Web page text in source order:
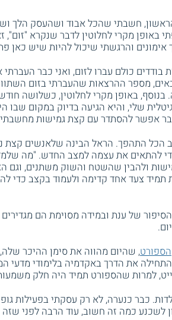
חשבתי שהכל אבוד ושהעסק הלך
באופן מקרי לחלוטין לדבר שנקרא
והרגשתי שיכול להיות שיש כאן
כולם עברו לזום, ואני כבר
מספר ההרצאות שהעברתי בזום
באופן מקרי לחלוטין, כשלושה
שלי, והיא הגיעה בדיוק במקום שבו
אפשר להסתדר עם קצת גמישות
הכל התהפך. הראל הבינה שלאנשים קצת
להתאים את עצמה למצב החדש. "מה
ולהבין שהשטח והשוק משתנים, וגם
תמיד צעד אחד קדימה ולעמוד בקצב כדי
של ענת ובמידה מסוימת הם
הספורט, שהיום מהווה את סימן ההיכר
את הדרך באקדמיה בלימודי מדעי
למרות שהספורט תמיד היה חלק
כבר כנערה, לא רק עסקתי בפעילות
לשכנע כמה זה חשוב, עוד הרבה לפני